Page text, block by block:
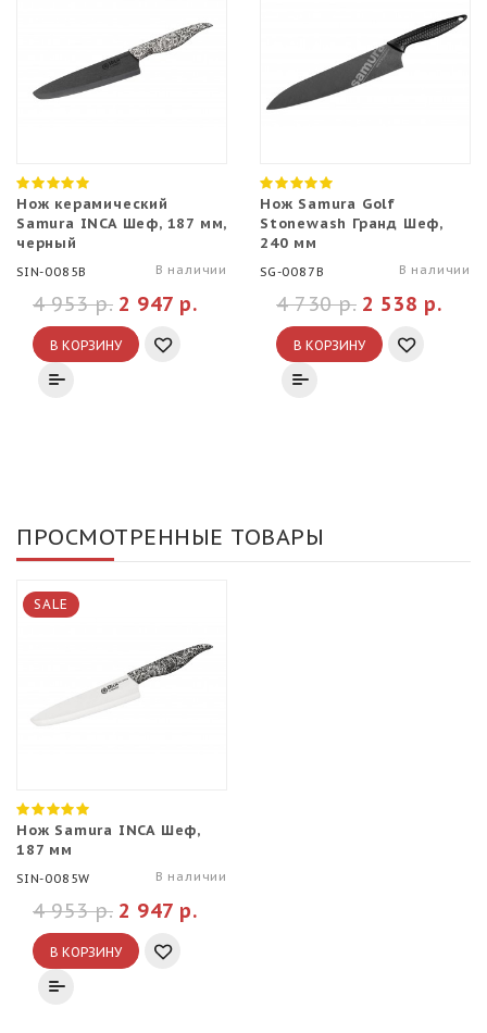
Нож керамический
Samura INCA Шеф, 187 мм,
черный
SIN-0085B В наличии
2 947 р.
4 953 р.
В КОРЗИНУ
Нож Samura Golf
Stonewash Гранд Шеф,
240 мм
SG-0087B В наличии
2 538 р.
4 730 р.
В КОРЗИНУ
ПРОСМОТРЕННЫЕ ТОВАРЫ
SALE
Нож Samura INCA Шеф,
187 мм
SIN-0085W В наличии
2 947 р.
4 953 р.
В КОРЗИНУ